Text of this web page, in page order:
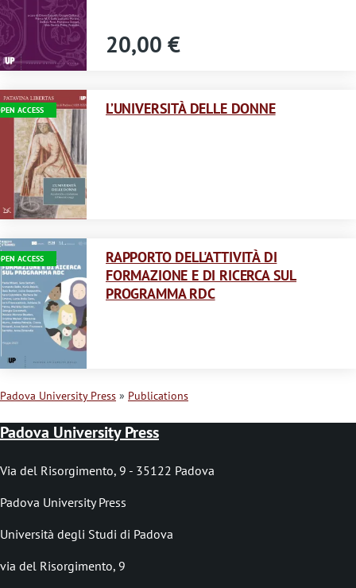
20,00 €
ACCESS
Immagine L’UNIVERSITÀ DELLE DONNE
ACCESS
Immagine
RAPPORTO DELL'ATTIVITÀ DI
FORMAZIONE E DI RICERCA SUL
PROGRAMMA RDC
B
r
e
a
d
c
Padova University Press Publications
Padova University Press
Via del Risorgimento, 9 - 35122 Padova
Padova University Press
Università degli Studi di Padova
via del Risorgimento, 9